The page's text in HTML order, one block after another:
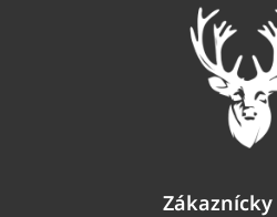
Zákaznícky